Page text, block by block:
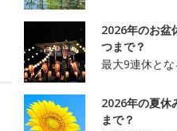
2026年のお盆
つまで？
最大9連休と
2026年の夏休
まで？